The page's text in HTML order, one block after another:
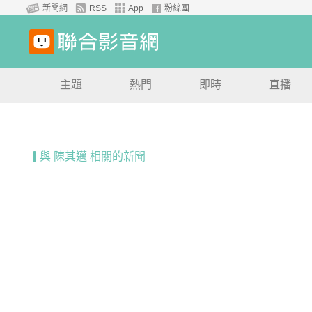
新聞網 RSS App 粉絲團
主題 熱門 即時 直播
與 陳其邁 相關的新聞